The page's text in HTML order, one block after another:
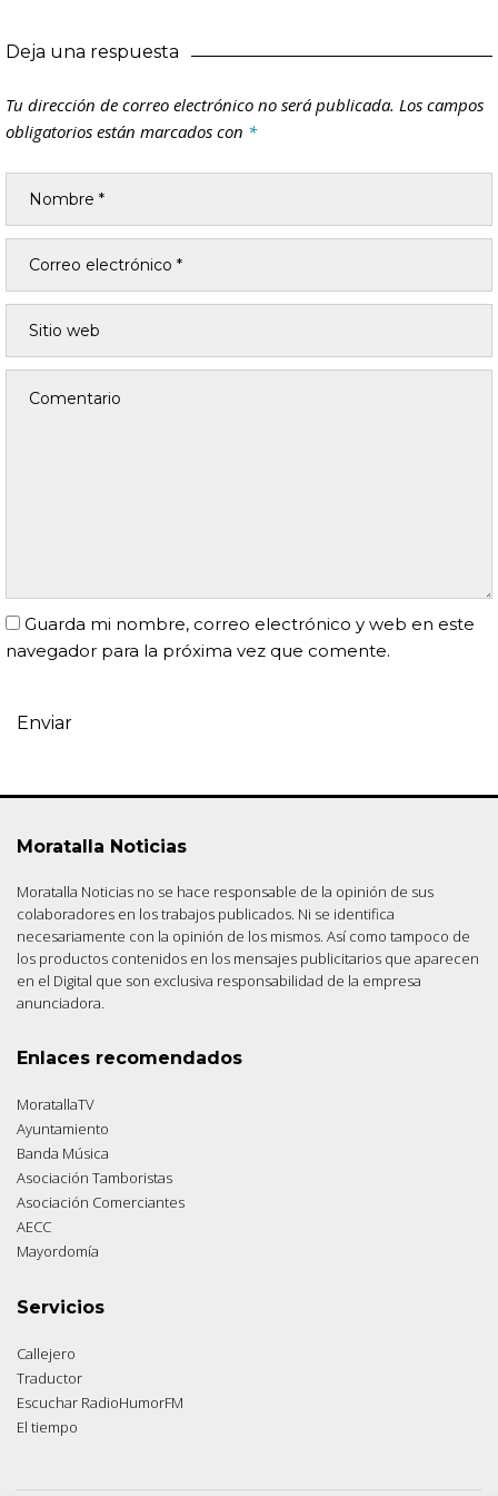
Deja una respuesta
Tu dirección de correo electrónico no será publicada. Los campos
obligatorios están marcados con *
Guarda mi nombre, correo electrónico y web en este
navegador para la próxima vez que comente.
Moratalla Noticias
Moratalla Noticias no se hace responsable de la opinión de sus
colaboradores en los trabajos publicados. Ni se identifica
necesariamente con la opinión de los mismos. Así como tampoco de
los productos contenidos en los mensajes publicitarios que aparecen
en el Digital que son exclusiva responsabilidad de la empresa
anunciadora.
Enlaces recomendados
MoratallaTV
Ayuntamiento
Banda Música
Asociación Tamboristas
Asociación Comerciantes
AECC
Mayordomía
Servicios
Callejero
Traductor
Escuchar RadioHumorFM
El tiempo